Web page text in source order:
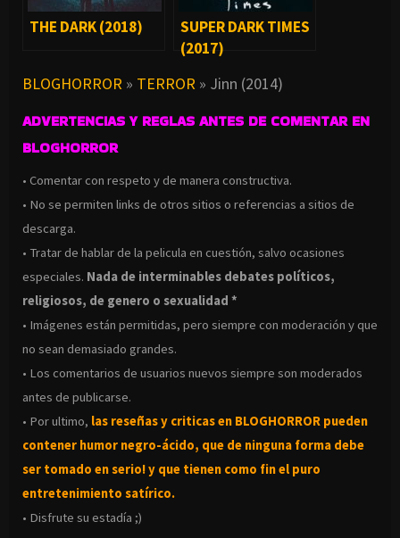
THE DARK (2018)
SUPER DARK TIMES
(2017)
BLOGHORROR » TERROR » Jinn (2014)
ADVERTENCIAS Y REGLAS ANTES DE COMENTAR EN
BLOGHORROR
• Comentar con respeto y de manera constructiva.
• No se permiten links de otros sitios o referencias a sitios de
descarga.
• Tratar de hablar de la pelicula en cuestión, salvo ocasiones
especiales. Nada de interminables debates políticos,
religiosos, de genero o sexualidad *
• Imágenes están permitidas, pero siempre con moderación y que
no sean demasiado grandes.
• Los comentarios de usuarios nuevos siempre son moderados
antes de publicarse.
• Por ultimo, las reseñas y criticas en BLOGHORROR pueden
contener humor negro-ácido, que de ninguna forma debe
ser tomado en serio! y que tienen como fin el puro
entretenimiento satírico.
• Disfrute su estadía ;)